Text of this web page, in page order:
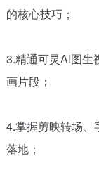
的核心技巧；
3.精通可灵AI图生
画片段；
4.掌握剪映转场、
落地；